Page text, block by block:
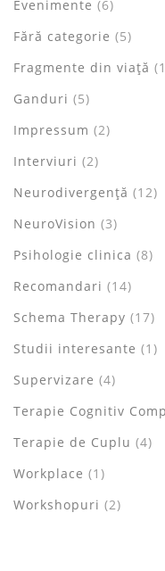
Evenimente (6)
Fără categorie (5)
Fragmente din viață
Ganduri (5)
Impressum (2)
Interviuri (2)
Neurodivergență (12)
NeuroVision (3)
Psihologie clinica (8)
Recomandari (14)
Schema Therapy (17)
Studii interesante (1)
Supervizare (4)
Terapie Cognitiv
Terapie de Cuplu (4)
Workplace (1)
Workshopuri (2)